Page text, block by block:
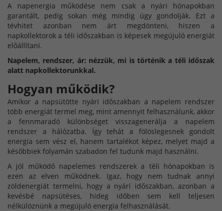
A napenergia működése nem csak a nyári hónapokban
garantált, pedig sokan még mindig úgy gondolják. Ezt a
tévhitet azonban nem árt megdönteni, hiszen a
napkollektorok a téli időszakban is képesek megújuló energiát
előállítani.
Napelem, rendszer, ár: nézzük, mi is történik a téli időszak
alatt napkollektorunkkal.
Hogyan működik?
Amikor a napsütötte nyári időszakban a napelem rendszer
több energiát termel meg, mint amennyit felhasználunk, akkor
a fennmaradó különbséget visszagenerálja a napelem
rendszer a hálózatba. Így tehát a fölöslegesnek gondolt
energia sem vész el, hanem tartalékot képez, melyet majd a
későbbiek folyamán szabadon fel tudunk majd használni.
A jól működő napelemes rendszerek a téli hónapokban is
ezen az elven működnek. Igaz, hogy nem tudnak annyi
zöldenergiát termelni, hogy a nyári időszakban, azonban a
kevésbé napsütéses, hideg időben sem kell teljesen
nélkülöznünk a megújuló energia felhasználását.